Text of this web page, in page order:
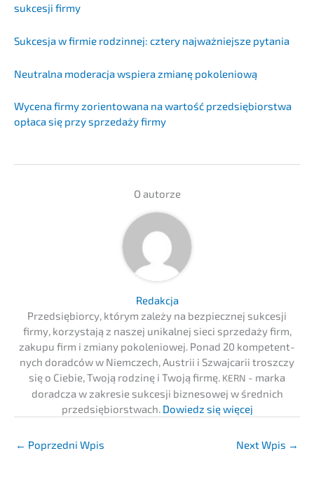
sukces­ji firmy
Sukces­ja w firmie rodzin­nej: cztery najważ­nie­js­ze pytania
Neutral­na moderac­ja wspie­ra zmianę pokoleniową
Wycena firmy zorien­to­wa­na na wartość przedsię­bi­orst­wa
opłaca się przy sprze­daży firmy
O autor­ze
Redak­c­ja
Przedsię­bi­or­cy, którym zależy na bezpiecz­nej sukces­ji
firmy, korzysta­ją z naszej unikal­nej sieci sprze­daży firm,
zakupu firm i zmiany pokolenio­wej. Ponad 20 kompe­tent­
nych dorad­ców w Niemc­zech, Austrii i Szwaj­ca­rii troszc­zy
się o Ciebie, Twoją rodzinę i Twoją firmę. KERN - marka
dorad­c­za w zakre­sie sukces­ji bizne­so­wej w średnich
przedsię­bi­orst­wach. Dowiedz się więcej
← Poprzedni Wpis Next Wpis →